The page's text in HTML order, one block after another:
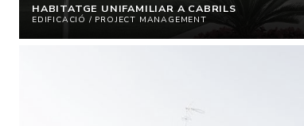
HABITATGE UNIFAMILIAR A CABRILS
EDIFICACIÓ / PROJECT MANAGEMENT